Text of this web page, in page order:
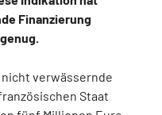
Finanzierung
verwässernde
Staat